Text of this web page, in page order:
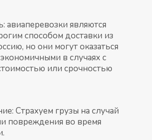
авиаперевозки являются
способом доставки из
но они могут оказаться
в случаях с
или срочностью
Страхуем грузы на случай
повреждения во время